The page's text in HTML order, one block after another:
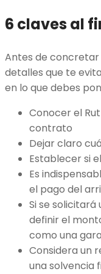
6 claves al
Antes de
detalles que te
en lo que debes
Conocer el
contrato
Dejar claro
Establecer si
Es
el pago del
Si se
definir el
como una
Considera un
una solvencia